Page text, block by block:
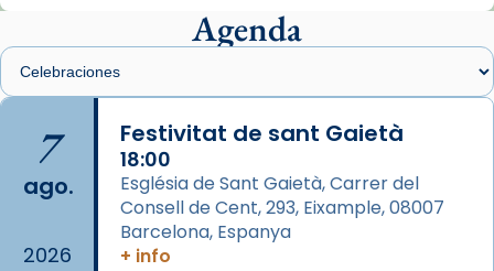
is at Catedral
de Barcelona.
2 weeks ago
Aquest dilluns, 27 de juliol, ha tingut lloc la
missa d’acció de gràcies en agraïment al
comitè organitzador de la visita apostòlica
Agenda
7
ago.
2026
Festivitat de sant Gaietà
18:00
Església de Sant Gaietà, Carrer del
Consell de Cent, 293, Eixample, 08007
Barcelona, Espanya
+ info